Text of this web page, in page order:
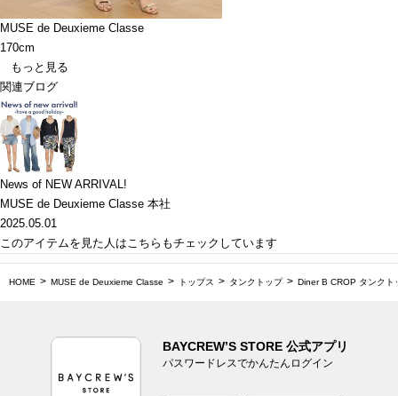
MUSE de Deuxieme Classe
170cm
もっと見る
関連ブログ
News of NEW ARRIVAL!
MUSE de Deuxieme Classe 本社
2025.05.01
このアイテムを見た人はこちらもチェックしています
HOME MUSE de Deuxieme Classe トップス タンクトップ Diner B CROP タンクト
BAYCREW’S STORE 公式アプリ
パスワードレスでかんたんログイン